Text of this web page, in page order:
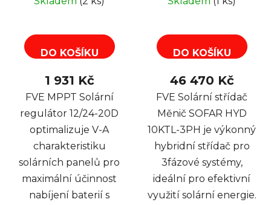
DO KOŠÍKU
1 931 Kč
FVE MPPT Solární
regulátor 12/24-20D
optimalizuje V-A
charakteristiku
solárních panelů pro
maximální účinnost
nabíjení baterií s
DO KOŠÍKU
46 470 Kč
FVE Solární střídač
Měnič SOFAR HYD
10KTL-3PH je výkonný
hybridní střídač pro
3fázové systémy,
ideální pro efektivní
využití solární energie.